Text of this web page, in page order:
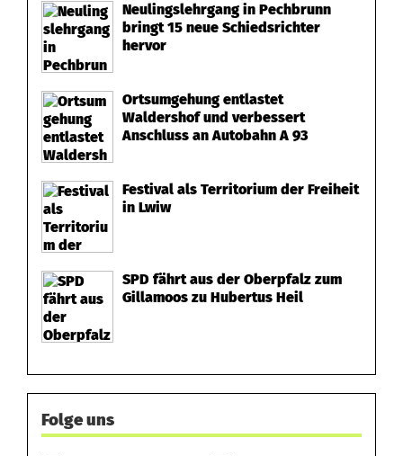
W
Neulingslehrgang in Pechbrunn
bringt 15 neue Schiedsrichter
hervor
Ortsumgehung entlastet
Waldershof und verbessert
Anschluss an Autobahn A 93
Festival als Territorium der Freiheit
in Lwiw
SPD fährt aus der Oberpfalz zum
Gillamoos zu Hubertus Heil
Folge uns